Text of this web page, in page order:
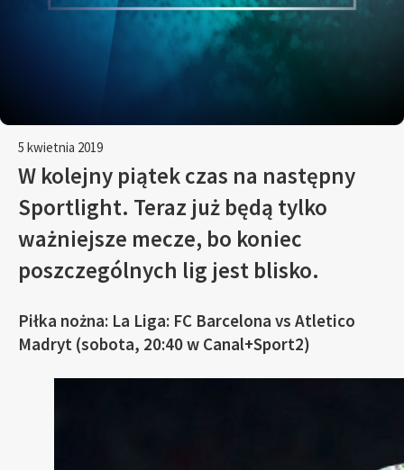
5 kwietnia 2019
W kolejny piątek czas na następny
Sportlight. Teraz już będą tylko
ważniejsze mecze, bo koniec
poszczególnych lig jest blisko.
Piłka nożna: La Liga: FC Barcelona vs Atletico
Madryt (sobota, 20:40 w Canal+Sport2)